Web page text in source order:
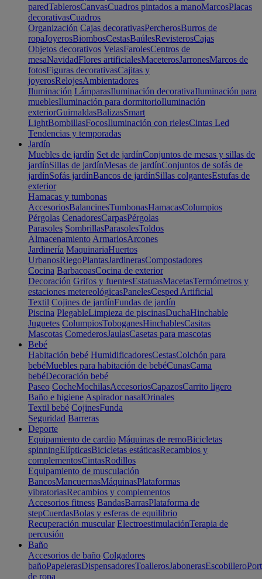
paredTablerosCanvasCuadros pintados a manoMarcosPlacas
decorativasCuadros
Organización Cajas decorativasPercherosBurros de
ropaJoyerosBiombosCestasBaúlesRevisterosCajas
Objetos decorativos VelasFarolesCentros de
mesaNavidadFlores artificialesMaceterosJarronesMarcos de
fotosFiguras decorativasCajitas y
joyerosRelojesAmbientadores
Iluminación LámparasIluminación decorativaIluminación para
mueblesIluminación para dormitorioIluminación
exteriorGuirnaldasBalizasSmart
LightBombillasFocosIluminación con rielesCintas Led
Tendencias y temporadas
Jardín
Muebles de jardín Set de jardínConjuntos de mesas y sillas de
jardínSillas de jardínMesas de jardínConjuntos de sofás de
jardínSofás jardínBancos de jardínSillas colgantesEstufas de
exterior
Hamacas y tumbonas
AccesoriosBalancinesTumbonasHamacasColumpios
Pérgolas CenadoresCarpasPérgolas
Parasoles SombrillasParasolesToldos
Almacenamiento ArmariosArcones
Jardinería MaquinariaHuertos
UrbanosRiegoPlantasJardinerasCompostadores
Cocina BarbacoasCocina de exterior
Decoración Grifos y fuentesEstatuasMacetasTermómetros y
estaciones metereológicasPanelesCesped Artificial
Textil Cojines de jardínFundas de jardín
Piscina PlegableLimpieza de piscinasDuchaHinchable
Juguetes ColumpiosToboganesHinchablesCasitas
Mascotas ComederosJaulasCasetas para mascotas
Bebé
Habitación bebé HumidificadoresCestasColchón para
bebéMuebles para habitación de bebéCunasCama
bebéDecoración bebé
Paseo CocheMochilasAccesoriosCapazosCarrito ligero
Baño e higiene Aspirador nasalOrinales
Textil bebé CojinesFunda
Seguridad Barreras
Deporte
Equipamiento de cardio Máquinas de remoBicicletas
spinningElípticasBicicletas estáticasRecambios y
complementosCintasRodillos
Equipamiento de musculación
BancosMancuernasMáquinasPlataformas
vibratoriasRecambios y complementos
Accesorios fitness BandasBarrasPlataforma de
stepCuerdasBolas y esferas de equilibrio
Recuperación muscular ElectroestimulaciónTerapia de
percusión
Baño
Accesorios de baño Colgadores
bañoPapelerasDispensadoresToallerosJabonerasEscobillero
de ropa